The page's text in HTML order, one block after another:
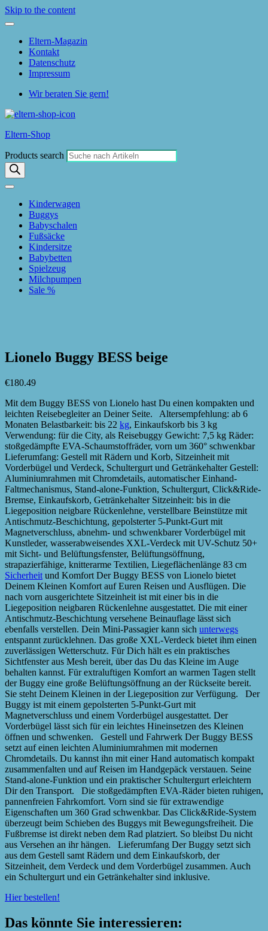
Skip to the content
Eltern-Magazin
Kontakt
Datenschutz
Impressum
Wir beraten Sie gern!
Eltern-Shop
Products search
Kinderwagen
Buggys
Babyschalen
Fußsäcke
Kindersitze
Babybetten
Spielzeug
Milchpumpen
Sale %
Lionelo Buggy BESS beige
€180.49
Mit dem Buggy BESS von Lionelo hast Du einen kompakten und
leichten Reisebegleiter an Deiner Seite. Altersempfehlung: ab 6
Monaten Belastbarkeit: bis 22 kg, Einkaufskorb bis 3 kg
Verwendung: für die City, als Reisebuggy Gewicht: 7,5 kg Räder:
stoßgedämpfte EVA-Schaumstoffräder, vorn um 360° schwenkbar
Lieferumfang: Gestell mit Rädern und Korb, Sitzeinheit mit
Vorderbügel und Verdeck, Schultergurt und Getränkehalter Gestell:
Aluminiumrahmen mit Chromdetails, automatischer Einhand-
Faltmechanismus, Stand-alone-Funktion, Schultergurt, Click&Ride-
Bremse, Einkaufskorb, Getränkehalter Sitzeinheit: bis in die
Liegeposition neigbare Rückenlehne, verstellbare Beinstütze mit
Antischmutz-Beschichtung, gepolsterter 5-Punkt-Gurt mit
Magnetverschluss, abnehm- und schwenkbarer Vorderbügel mit
Kunstleder, wasserabweisendes XXL-Verdeck mit UV-Schutz 50+
mit Sicht- und Belüftungsfenster, Belüftungsöffnung,
strapazierfähige, knitterarme Textilien, Liegeflächenlänge 83 cm
Sicherheit und Komfort Der Buggy BESS von Lionelo bietet
Deinem Kleinen Komfort auf Euren Reisen und Ausflügen. Die
nach vorn ausgerichtete Sitzeinheit ist mit einer bis in die
Liegeposition neigbaren Rückenlehne ausgestattet. Die mit einer
Antischmutz-Beschichtung versehene Beinauflage lässt sich
ebenfalls verstellen. Dein Mini-Passagier kann sich unterwegs
entspannt zurücklehnen. Das große XXL-Verdeck bietet ihm einen
zuverlässigen Wetterschutz. Für Dich hält es ein praktisches
Sichtfenster aus Mesh bereit, über das Du das Kleine im Auge
behalten kannst. Für extraluftigen Komfort an warmen Tagen stellt
der Buggy eine große Belüftungsöffnung an der Rückseite bereit.
Sie steht Deinem Kleinen in der Liegeposition zur Verfügung. Der
Buggy ist mit einem gepolsterten 5-Punkt-Gurt mit
Magnetverschluss und einem Vorderbügel ausgestattet. Der
Vorderbügel lässt sich für ein leichtes Hineinsetzen des Kleinen
öffnen und schwenken. Gestell und Fahrwerk Der Buggy BESS
setzt auf einen leichten Aluminiumrahmen mit modernen
Chromdetails. Du kannst ihn mit einer Hand automatisch kompakt
zusammenfalten und auf Reisen im Handgepäck verstauen. Seine
Stand-alone-Funktion und ein praktischer Schultergurt erleichtern
Dir den Transport. Die stoßgedämpften EVA-Räder bieten ruhigen,
pannenfreien Fahrkomfort. Vorn sind sie für extrawendige
Eigenschaften um 360 Grad schwenkbar. Das Click&Ride-System
überzeugt beim Schieben des Buggys mit Bewegungsfreiheit. Die
Fußbremse ist direkt neben dem Rad platziert. So bleibst Du nicht
aus Versehen an ihr hängen. Lieferumfang Der Buggy setzt sich
aus dem Gestell samt Rädern und dem Einkaufskorb, der
Sitzeinheit, dem Verdeck und dem Vorderbügel zusammen. Auch
ein Schultergurt und ein Getränkehalter sind inklusive.
Hier bestellen!
Das könnte Sie interessieren: